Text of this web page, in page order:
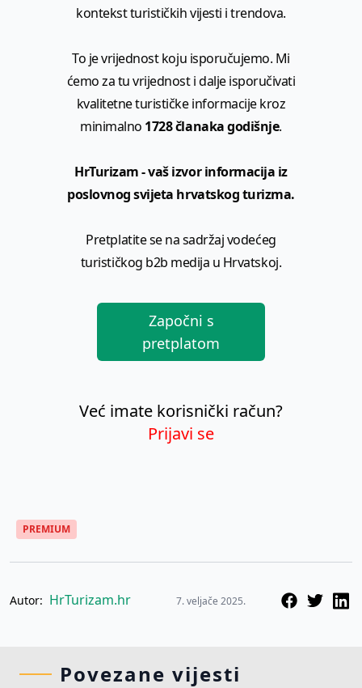
kontekst turističkih vijesti i trendova.
To je vrijednost koju isporučujemo. Mi
ćemo za tu vrijednost i dalje isporučivati
kvalitetne turističke informacije kroz
minimalno 1728 članaka godišnje.
HrTurizam - vaš izvor informacija iz
poslovnog svijeta hrvatskog turizma.
Pretplatite se na sadržaj vodećeg
turističkog b2b medija u Hrvatskoj.
Započni s
pretplatom
Već imate korisnički račun?
Prijavi se
PREMIUM
Autor: HrTurizam.hr 7. veljače 2025.
Povezane vijesti